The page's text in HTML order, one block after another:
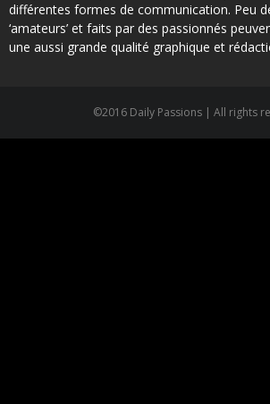
différentes formes de communication. Peu
‘amateurs’ et faits par des passionnés
une aussi grande qualité graphique et
©2016 Daily Passions | All rights